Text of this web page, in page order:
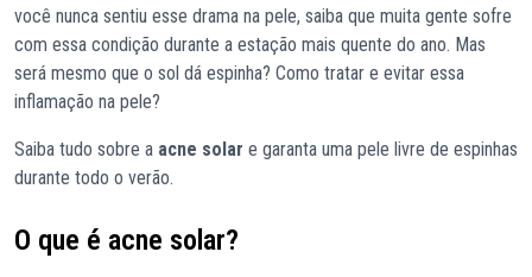
você nunca sentiu esse drama na pele, saiba que muita gente sofre
com essa condição durante a estação mais quente do ano. Mas
será mesmo que o sol dá espinha? Como tratar e evitar essa
inflamação na pele?
Saiba tudo sobre a acne solar e garanta uma pele livre de espinhas
durante todo o verão.
O que é acne solar?